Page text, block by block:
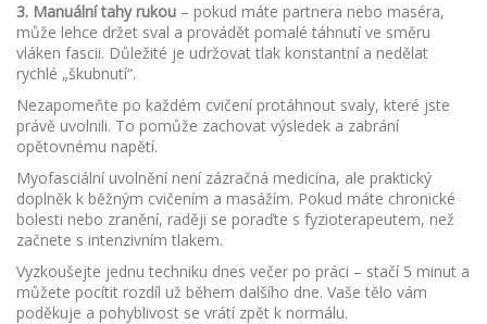
3. Manuální tahy rukou – pokud máte partnera nebo maséra,
může lehce držet sval a provádět pomalé táhnutí ve směru
vláken fascii. Důležité je udržovat tlak konstantní a nedělat
rychlé „škubnutí“.
Nezapomeňte po každém cvičení protáhnout svaly, které jste
právě uvolnili. To pomůže zachovat výsledek a zabrání
opětovnému napětí.
Myofasciální uvolnění není zázračná medicína, ale praktický
doplněk k běžným cvičením a masážím. Pokud máte chronické
bolesti nebo zranění, raději se poraďte s fyzioterapeutem, než
začnete s intenzivním tlakem.
Vyzkoušejte jednu techniku dnes večer po práci – stačí 5 minut a
můžete pocítit rozdíl už během dalšího dne. Vaše tělo vám
poděkuje a pohyblivost se vrátí zpět k normálu.